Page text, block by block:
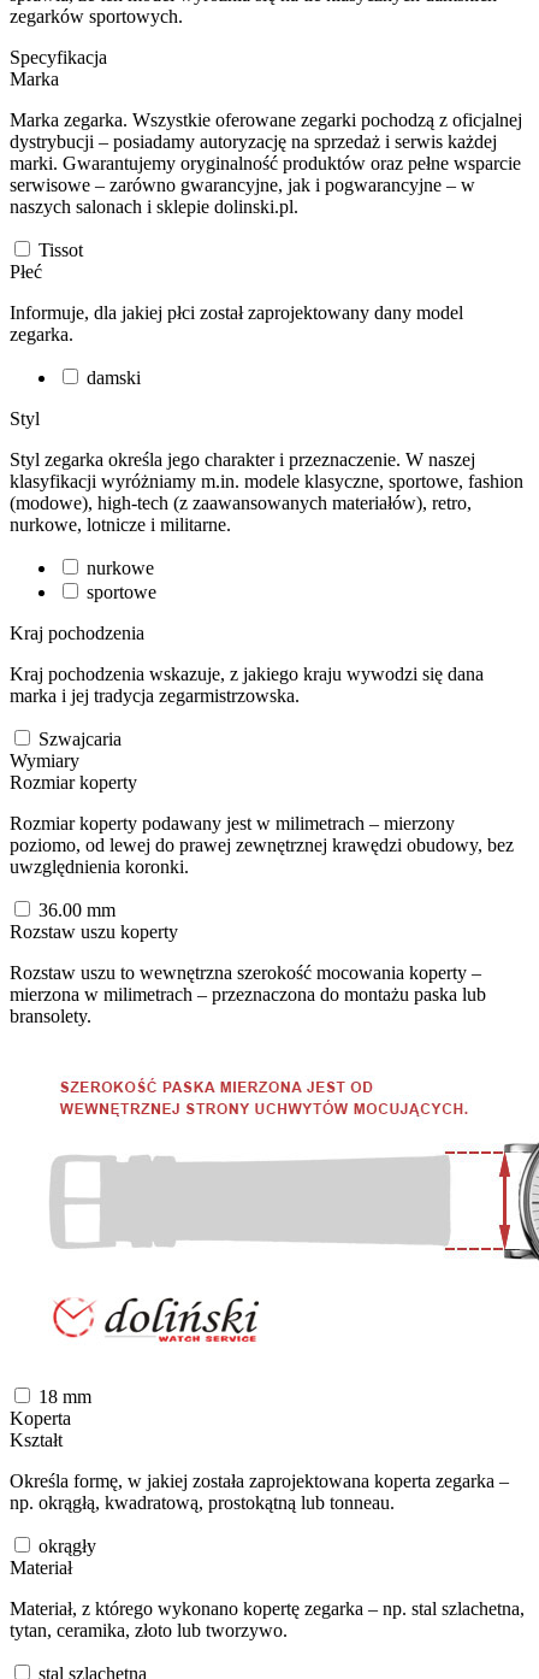
zegarków sportowych.
Specyfikacja
Marka
Marka zegarka. Wszystkie oferowane zegarki pochodzą z oficjalnej
dystrybucji – posiadamy autoryzację na sprzedaż i serwis każdej
marki. Gwarantujemy oryginalność produktów oraz pełne wsparcie
serwisowe – zarówno gwarancyjne, jak i pogwarancyjne – w
naszych salonach i sklepie dolinski.pl.
Tissot
Płeć
Informuje, dla jakiej płci został zaprojektowany dany model
zegarka.
damski
Styl
Styl zegarka określa jego charakter i przeznaczenie. W naszej
klasyfikacji wyróżniamy m.in. modele klasyczne, sportowe, fashion
(modowe), high-tech (z zaawansowanych materiałów), retro,
nurkowe, lotnicze i militarne.
nurkowe
sportowe
Kraj pochodzenia
Kraj pochodzenia wskazuje, z jakiego kraju wywodzi się dana
marka i jej tradycja zegarmistrzowska.
Szwajcaria
Wymiary
Rozmiar koperty
Rozmiar koperty podawany jest w milimetrach – mierzony
poziomo, od lewej do prawej zewnętrznej krawędzi obudowy, bez
uwzględnienia koronki.
36.00 mm
Rozstaw uszu koperty
Rozstaw uszu to wewnętrzna szerokość mocowania koperty –
mierzona w milimetrach – przeznaczona do montażu paska lub
bransolety.
18 mm
Koperta
Kształt
Określa formę, w jakiej została zaprojektowana koperta zegarka –
np. okrągłą, kwadratową, prostokątną lub tonneau.
okrągły
Materiał
Materiał, z którego wykonano kopertę zegarka – np. stal szlachetna,
tytan, ceramika, złoto lub tworzywo.
stal szlachetna